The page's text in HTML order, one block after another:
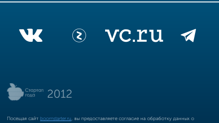
Посещая сайт boomstarter.ru , вы предоставляете согласие на обработку данных о